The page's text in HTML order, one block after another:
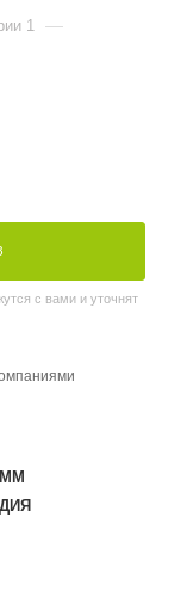
1 —
с вами и уточнят